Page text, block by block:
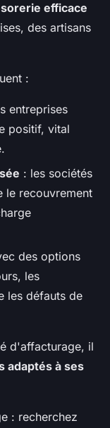
efficace
des artisans
:
entreprises
positif, vital
: les sociétés
le recouvrement
des options
les
les défauts de
d'affacturage, il
adaptés à ses
: recherchez